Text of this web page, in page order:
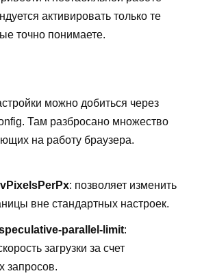
активировать только те
точно понимаете.
можно добиться через
Там разбросано множество
на работу браузера.
: позволяет изменить
вне стандартных настроек.
parallel-limit:
загрузки за счет
запросов.